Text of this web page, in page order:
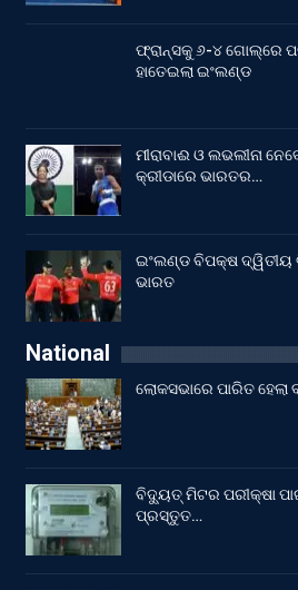
ଫ୍ରାନ୍ସକୁ ୬-୪ ଗୋଲ୍‌ରେ
ହାତେଇଲା ଇଂଲଣ୍ଡ
ମୀରାବାଈ ଓ ଲଭଲୀନା
କ୍ରୀଡାରେ ଭାରତର…
ଇଂଲଣ୍ଡ ବିପକ୍ଷ ଦ୍ୱିତୀୟ
ଭାରତ
National
ଲୋକସଭାରେ ପାରିତ
ବିଦ୍ୟୁତ୍ ମିଟର ପରୀକ୍ଷା
ପ୍ରସ୍ତୁତ…